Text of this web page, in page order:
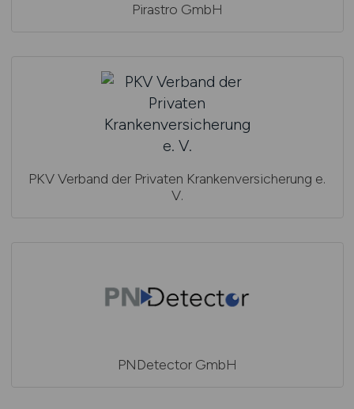
Pirastro GmbH
PKV Verband der Privaten Krankenversicherung e.
V.
PNDetector GmbH